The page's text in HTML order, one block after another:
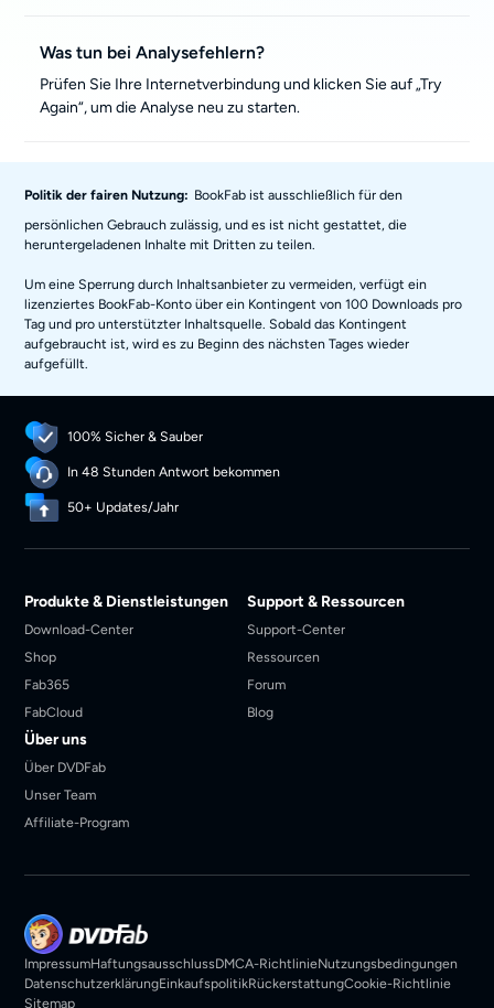
Was tun bei Analysefehlern?
Prüfen Sie Ihre Internetverbindung und klicken Sie auf „Try
Again“, um die Analyse neu zu starten.
Politik der fairen Nutzung: BookFab ist ausschließlich für den
persönlichen Gebrauch zulässig, und es ist nicht gestattet, die
heruntergeladenen Inhalte mit Dritten zu teilen.
Um eine Sperrung durch Inhaltsanbieter zu vermeiden, verfügt ein
lizenziertes BookFab-Konto über ein Kontingent von 100 Downloads pro
Tag und pro unterstützter Inhaltsquelle. Sobald das Kontingent
aufgebraucht ist, wird es zu Beginn des nächsten Tages wieder
aufgefüllt.
100% Sicher & Sauber
In 48 Stunden Antwort bekommen
50+ Updates/Jahr
Produkte & Dienstleistungen
Download-Center
Shop
Fab365
FabCloud
Support & Ressourcen
Support-Center
Ressourcen
Forum
Blog
Über uns
Über DVDFab
Unser Team
Affiliate-Program
ImpressumHaftungsausschlussDMCA-RichtlinieNutzungsbedingungen
DatenschutzerklärungEinkaufspolitikRückerstattungCookie-Richtlinie
Sitemap